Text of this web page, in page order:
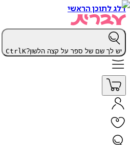
דלג לתוכן הראשי
יש לך שם של ספר על קצה הלשון? CtrlK